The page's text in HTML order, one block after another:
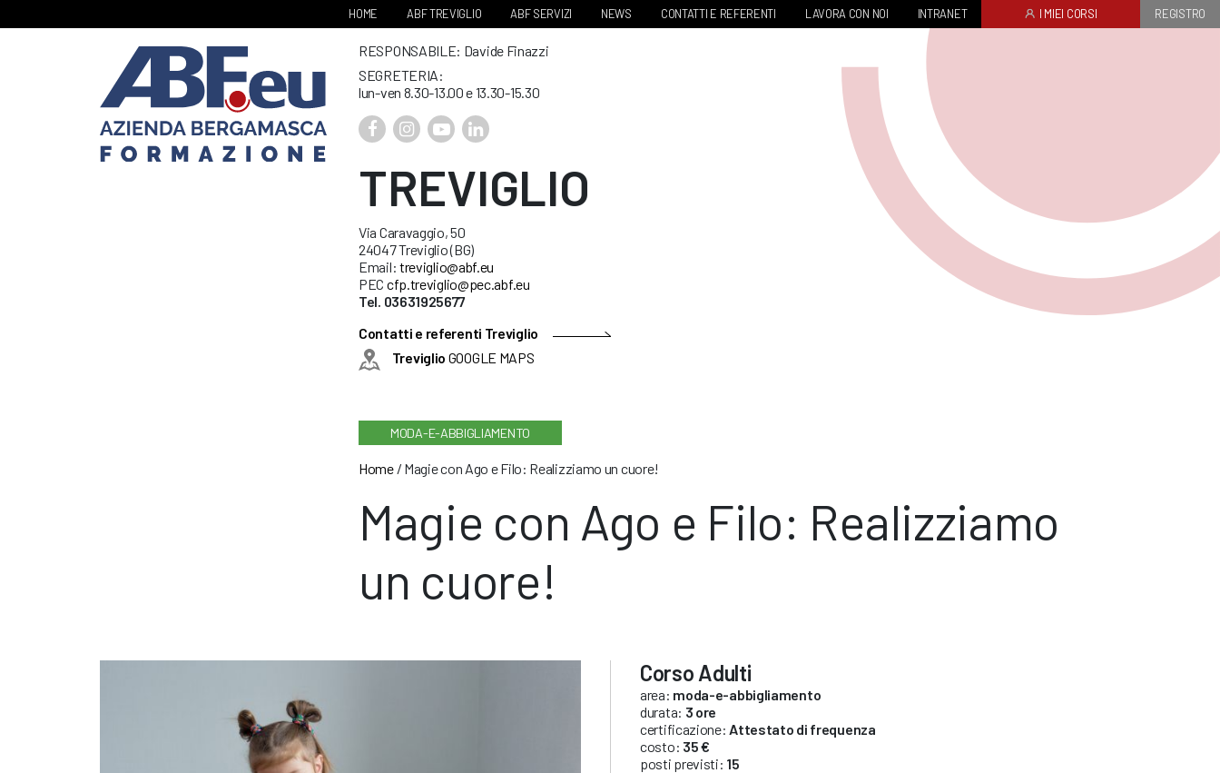
HOME ABF TREVIGLIO ABF SERVIZI NEWS CONTATTI E REFERENTI LAVORA CON NOI INTRANET I MIEI CORSI REGISTRO
RESPONSABILE: Davide Finazzi
SEGRETERIA:
lun-ven 8.30-13.00 e 13.30-15.30
TREVIGLIO
Via Caravaggio, 50
24047 Treviglio (BG)
Email: treviglio@abf.eu
PEC cfp.treviglio@pec.abf.eu
Tel. 03631925677
Contatti e referenti Treviglio
Treviglio GOOGLE MAPS
MODA-E-ABBIGLIAMENTO
Home/ Magie con Ago e Filo: Realizziamo un cuore!
Magie con Ago e Filo: Realizziamo
un cuore!
Corso Adulti
area: moda-e-abbigliamento
durata: 3 ore
certificazione: Attestato di frequenza
costo: 35 €
posti previsti: 15